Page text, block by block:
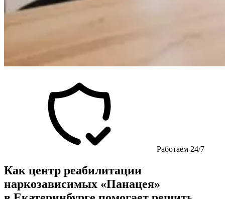
Работаем 24/7
Как центр реабилитации
наркозависимых «Панацея»